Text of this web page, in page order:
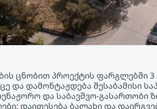
ცნობით პროექტის ფარგლებში
და დამონტაჟდება შესაბამისი
და საბავშვო-გასართობი
დაითესება ბალახი და